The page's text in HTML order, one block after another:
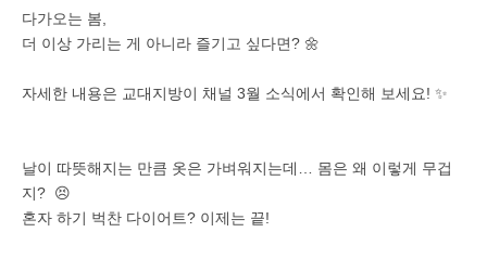
다가오는 봄,
더 이상 가리는 게 아니라 즐기고 싶다면? 🌼
자세한 내용은 교대지방이 채널 3월 소식에서 확인해 보세요! ✨
날이 따뜻해지는 만큼 옷은 가벼워지는데… 몸은 왜 이렇게 무겁
지? 😣
혼자 하기 벅찬 다이어트? 이제는 끝!